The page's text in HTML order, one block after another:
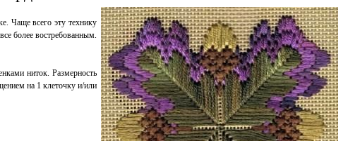
Чаще всего эту технику
более востребованным.
ниток. Размерность
на 1 клеточку и/или